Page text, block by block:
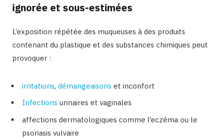
ignorée et sous-estimées
L’exposition répétée des muqueuses à des produits
contenant du plastique et des substances chimiques peut
provoquer :
irritations, démangeaisons et inconfort
Infections urinaires et vaginales
affections dermatologiques comme l’eczéma ou le
psoriasis vulvaire